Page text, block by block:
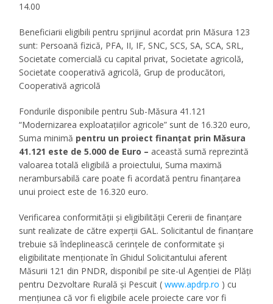
14.00
Beneficiarii eligibili pentru sprijinul acordat prin Măsura 123
sunt: Persoană fizică, PFA, II, IF, SNC, SCS, SA, SCA, SRL,
Societate comercială cu capital privat, Societate agricolă,
Societate cooperativă agricolă, Grup de producători,
Cooperativă agricolă
Fondurile disponibile pentru Sub-Măsura 41.121
“Modernizarea exploataţiilor agricole” sunt de 16.320 euro,
Suma minimă pentru un proiect finanţat prin Măsura
41.121 este de5.000 de Euro – această sumă reprezintă
valoarea totală eligibilă a proiectului, Suma maximă
nerambursabilă care poate fi acordată pentru finanțarea
unui proiect este de 16.320 euro.
Verificarea conformității și eligibilității Cererii de finanțare
sunt realizate de către experții GAL. Solicitantul de finanțare
trebuie să îndeplinească cerințele de conformitate și
eligibilitate menționate în Ghidul Solicitantului aferent
Măsurii 121 din PNDR, disponibil pe site-ul Agenției de Plăți
pentru Dezvoltare Rurală și Pescuit (www.apdrp.ro ) cu
mențiunea că vor fi eligibile acele proiecte care vor fi